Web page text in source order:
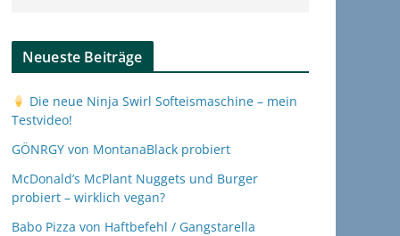
Neueste Beiträge
Die neue Ninja Swirl Softeismaschine – mein
Testvideo!
GÖNRGY von MontanaBlack probiert
McDonald’s McPlant Nuggets und Burger
probiert – wirklich vegan?
Babo Pizza von Haftbefehl / Gangstarella